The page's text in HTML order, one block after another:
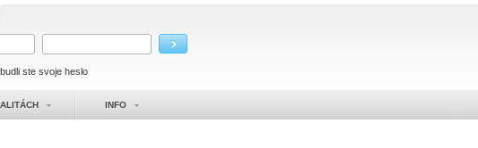
ste svoje heslo
INFO